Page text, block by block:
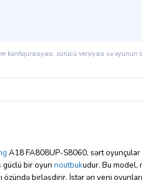
sürücü versiyası və oyunun
A18 FA808UP-S8060, sərt
güclü bir oyun noutbukudur. Bu model,
birləşdirir. İstər ən yeni